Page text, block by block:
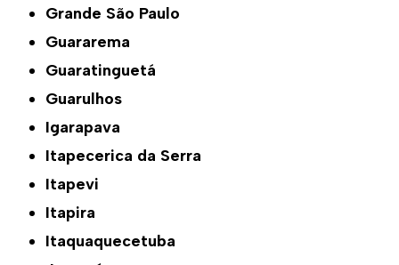
Grande São Paulo
Guararema
Guaratinguetá
Guarulhos
Igarapava
Itapecerica da Serra
Itapevi
Itapira
Itaquaquecetuba